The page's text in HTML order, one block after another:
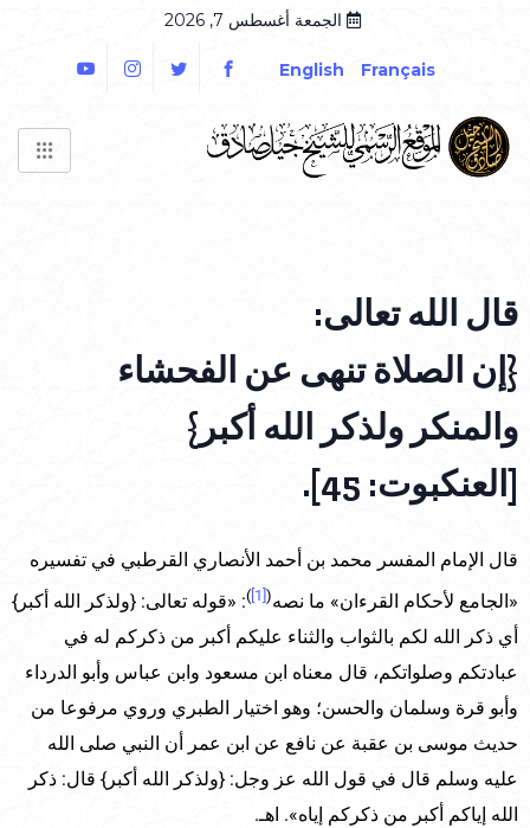
الجمعة أغسطس 7, 2026
Français
English
قال الله تعالى:
{إن الصلاة تنهى عن الفحشاء
والمنكر ولذكر الله أكبر}
[العنكبوت: 45].
قال الإمام المفسر محمد بن أحمد الأنصاري القرطبي في تفسيره
«الجامع لأحكام القرءان» ما نصه(
): «قوله تعالى: {ولذكر الله أكبر}
أي ذكر الله لكم بالثواب والثناء عليكم أكبر من ذكركم له في
عبادتكم وصلواتكم، قال معناه ابن مسعود وابن عباس وأبو الدرداء
وأبو قرة وسلمان والحسن؛ وهو اختيار الطبري وروي مرفوعا من
حديث موسى بن عقبة عن نافع عن ابن عمر أن النبي صلى الله
عليه وسلم قال في قول الله عز وجل: {ولذكر الله أكبر} قال: ذكر
الله إياكم أكبر من ذكركم إياه». اهـ.